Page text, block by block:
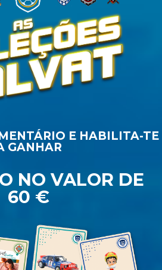
E HABILITA-TE
GANHAR
NO VALOR DE
60 €